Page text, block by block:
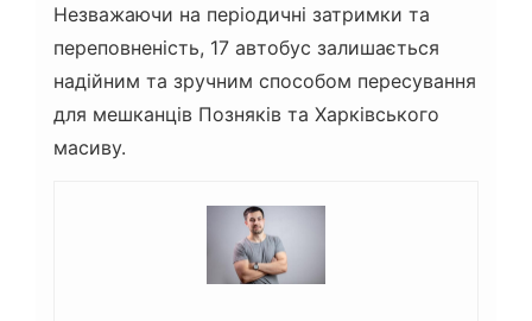
Незважаючи на періодичні затримки та
переповненість, 17 автобус залишається
надійним та зручним способом пересування
для мешканців Позняків та Харківського
масиву.